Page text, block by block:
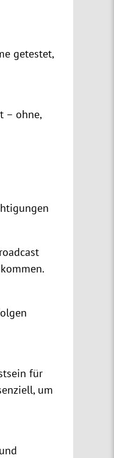
getestet,
– ohne,
für
um